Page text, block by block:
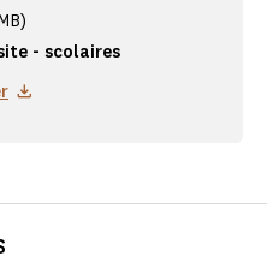
- scolaires